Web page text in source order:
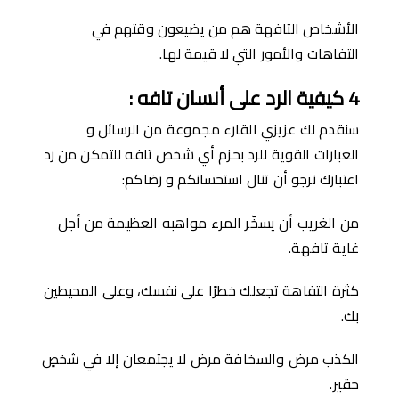
الأشخاص التافهة هم من يضيعون وقتهم في
التفاهات والأمور التي لا قيمة لها.
4كيفية الرد على أنسان تافه:
سنقدم لك عزيزي القارء مجموعة من الرسائل و
العبارات القوية للرد بحزم أي شخص تافه للتمكن من رد
اعتبارك نرجو أن تنال استحسانكم و رضاكم:
من الغريب أن يسخّر المرء مواهبه العظيمة من أجل
غاية تافهة.
كثرة التفاهة تجعلك خطرًا على نفسك، وعلى المحيطين
بك.
الكذب مرض والسخافة مرض لا يجتمعان إلا في شخصٍ
حقير.